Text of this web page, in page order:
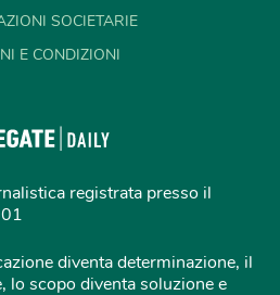
SOCIETARIE
E CONDIZIONI
registrata presso il
diventa determinazione, il
lo scopo diventa soluzione e